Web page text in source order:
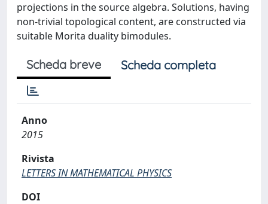
projections in the source algebra. Solutions, having
non-trivial topological content, are constructed via
suitable Morita duality bimodules.
Scheda breve Scheda completa
Anno
2015
Rivista
LETTERS IN MATHEMATICAL PHYSICS
DOI